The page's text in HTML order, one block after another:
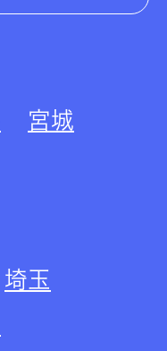
宮城
埼玉